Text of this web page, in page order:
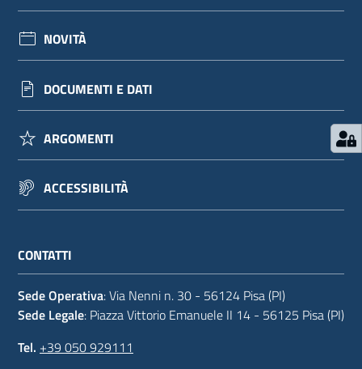
NOVITÀ
DOCUMENTI E DATI
ARGOMENTI
ACCESSIBILITÀ
CONTATTI
Sede Operativa: Via Nenni n. 30 - 56124 Pisa (PI)
Sede Legale: Piazza Vittorio Emanuele II 14 - 56125 Pisa (PI)
Tel. +39 050 929111